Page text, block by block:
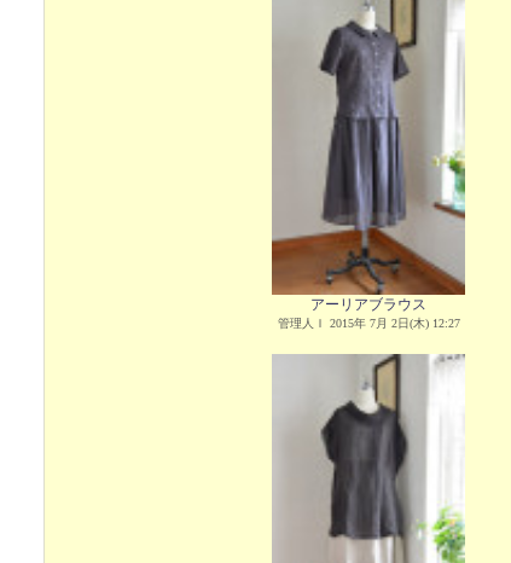
アーリアブラウス
管理人Ｉ 2015年 7月 2日(木) 12:27